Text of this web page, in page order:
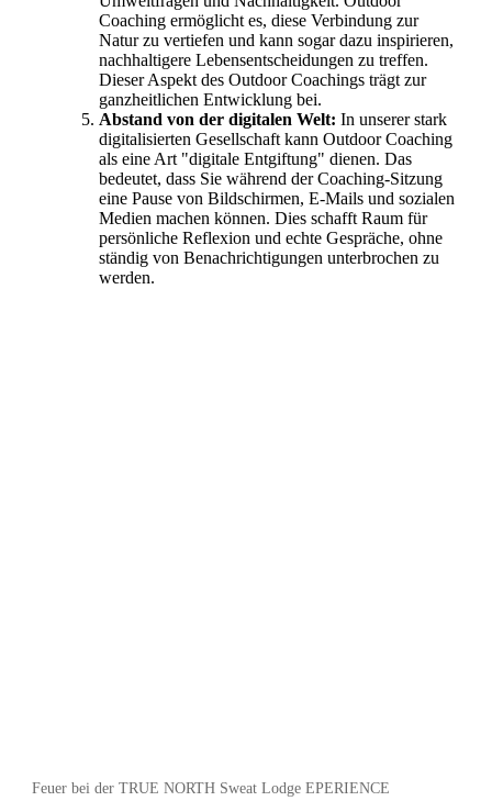
Coaching ermöglicht es, diese Verbindung zur
Natur zu vertiefen und kann sogar dazu inspirieren,
nachhaltigere Lebensentscheidungen zu treffen.
Dieser Aspekt des Outdoor Coachings trägt zur
ganzheitlichen Entwicklung bei.
Abstand von der digitalen Welt: In unserer stark
digitalisierten Gesellschaft kann Outdoor Coaching
als eine Art "digitale Entgiftung" dienen. Das
bedeutet, dass Sie während der Coaching-Sitzung
eine Pause von Bildschirmen, E-Mails und sozialen
Medien machen können. Dies schafft Raum für
persönliche Reflexion und echte Gespräche, ohne
ständig von Benachrichtigungen unterbrochen zu
werden.
Feuer bei der TRUE NORTH Sweat Lodge EPERIENCE